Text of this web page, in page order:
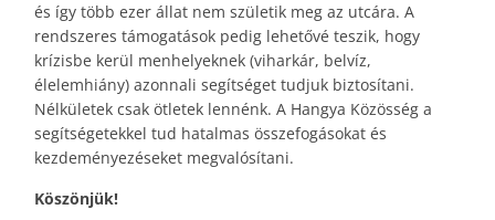
és így több ezer állat nem születik meg az utcára. A
rendszeres támogatások pedig lehetővé teszik, hogy
krízisbe kerül menhelyeknek (viharkár, belvíz,
élelemhiány) azonnali segítséget tudjuk biztosítani.
Nélkületek csak ötletek lennénk. A Hangya Közösség a
segítségetekkel tud hatalmas összefogásokat és
kezdeményezéseket megvalósítani.
Köszönjük!